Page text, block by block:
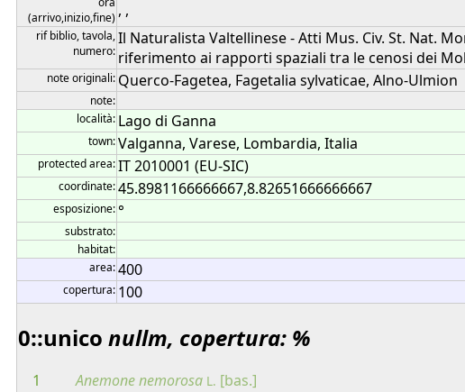
(arrivo,inizio,fine) , ,
rif biblio, tavola,
numero:
Il Naturalista Valtellinese - Atti Mus. Civ. St. Nat.
riferimento ai rapporti spaziali tra le cenosi dei
note originali: Querco-Fagetea, Fagetalia sylvaticae, Alno-Ulmion
note:
località: Lago di Ganna
town:Valganna, Varese, Lombardia, Italia
protected area:IT 2010001 (EU-SIC)
coordinate:45.8981166666667,8.82651666666667
esposizione: °
substrato:
habitat:
area:400
copertura: 100
0::unico nullm, copertura: %
1 Anemonenemorosa L. [bas.]